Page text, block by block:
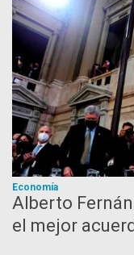
Economía
Alberto
el mejor